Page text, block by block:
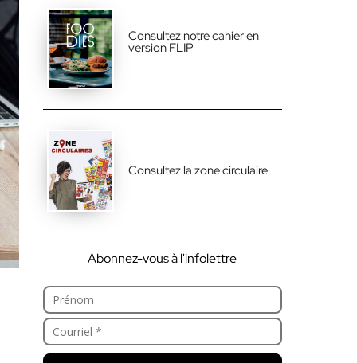
Consultez notre cahier en
version FLIP
Consultez la zone circulaire
Abonnez-vous à l'infolettre